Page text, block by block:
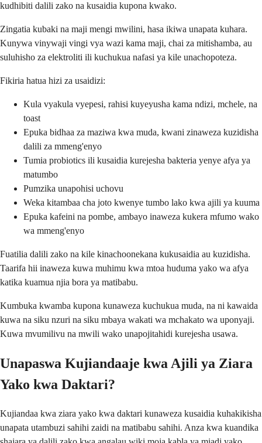
kudhibiti dalili zako na kusaidia kupona kwako.
Zingatia kubaki na maji mengi mwilini, hasa ikiwa unapata kuhara.
Kunywa vinywaji vingi vya wazi kama maji, chai za mitishamba, au
suluhisho za elektroliti ili kuchukua nafasi ya kile unachopoteza.
Fikiria hatua hizi za usaidizi:
Kula vyakula vyepesi, rahisi kuyeyusha kama ndizi, mchele, na
toast
Epuka bidhaa za maziwa kwa muda, kwani zinaweza kuzidisha
dalili za mmeng'enyo
Tumia probiotics ili kusaidia kurejesha bakteria yenye afya ya
matumbo
Pumzika unapohisi uchovu
Weka kitambaa cha joto kwenye tumbo lako kwa ajili ya kuuma
Epuka kafeini na pombe, ambayo inaweza kukera mfumo wako
wa mmeng'enyo
Fuatilia dalili zako na kile kinachoonekana kukusaidia au kuzidisha.
Taarifa hii inaweza kuwa muhimu kwa mtoa huduma yako wa afya
katika kuamua njia bora ya matibabu.
Kumbuka kwamba kupona kunaweza kuchukua muda, na ni kawaida
kuwa na siku nzuri na siku mbaya wakati wa mchakato wa uponyaji.
Kuwa mvumilivu na mwili wako unapojitahidi kurejesha usawa.
Unapaswa Kujiandaaje kwa Ajili ya Ziara
Yako kwa Daktari?
Kujiandaa kwa ziara yako kwa daktari kunaweza kusaidia kuhakikisha
unapata utambuzi sahihi zaidi na matibabu sahihi. Anza kwa kuandika